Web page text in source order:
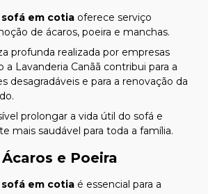
em cotia oferece serviço
de ácaros, poeira e manchas.
profunda realizada por empresas
a Lavanderia Canãã contribui para a
desagradáveis e para a renovação da
prolongar a vida útil do sofá e
mais saudável para toda a família.
e Poeira
em cotia é essencial para a